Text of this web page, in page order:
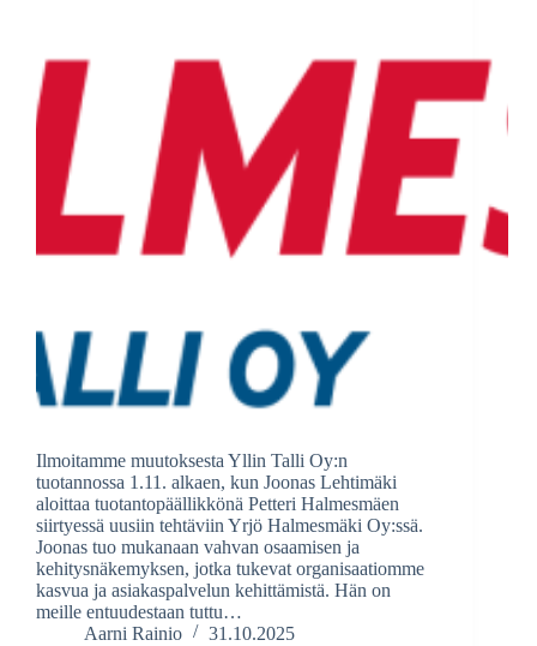
Ilmoitamme muutoksesta Yllin Talli Oy:n
tuotannossa 1.11. alkaen, kun Joonas Lehtimäki
aloittaa tuotantopäällikkönä Petteri Halmesmäen
siirtyessä uusiin tehtäviin Yrjö Halmesmäki Oy:ssä.
Joonas tuo mukanaan vahvan osaamisen ja
kehitysnäkemyksen, jotka tukevat organisaatiomme
kasvua ja asiakaspalvelun kehittämistä. Hän on
meille entuudestaan tuttu…
Aarni Rainio
31.10.2025